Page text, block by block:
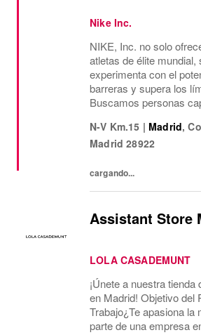
Nike Inc.
NIKE, Inc. no solo
atletas de élite mundial,
experimenta con el
barreras y supera los
Buscamos personas
empresa anima a
fomentar la...
N-V Km.15 | Madrid,
Madrid 28922
cargando...
Assistant Store
LOLA CASADEMUNT
¡Únete a nuestra
en Madrid! Objetivo del
Trabajo¿Te apasiona la
parte de una empresa